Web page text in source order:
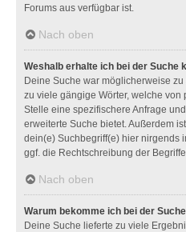
Forums aus verfügbar ist.
Nach oben
Weshalb erhalte ich bei der Suche
Deine Suche war möglicherweise
zu viele gängige Wörter, welche
Stelle eine spezifischere Anfrage
erweiterte Suche bietet. Außerdem
dein(e) Suchbegriff(e) hier nirgends
ggf. die Rechtschreibung der
Nach oben
Warum bekomme ich bei der
Deine Suche lieferte zu viele